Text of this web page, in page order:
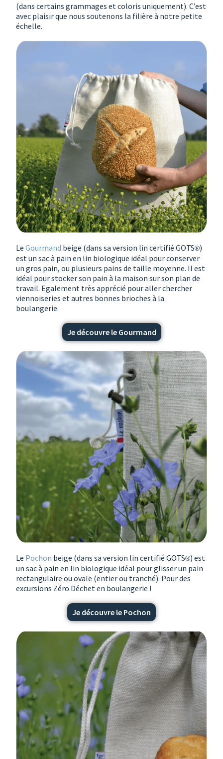
(dans certains grammages et coloris uniquement). C’est
avec plaisir que nous soutenons la filière à notre petite
échelle.
Le Gourmand beige (dans sa version lin certifié GOTS®)
est un sac à pain en lin biologique idéal pour conserver
un gros pain, ou plusieurs pains de taille moyenne. Il est
idéal pour stocker son pain à la maison sur son plan de
travail. Egalement très apprécié pour aller chercher
viennoiseries et autres bonnes brioches à la
boulangerie.
Je découvre le Gourmand
Le Pochon beige (dans sa version lin certifié GOTS®) est
un sac à pain en lin biologique idéal pour glisser un pain
rectangulaire ou ovale (entier ou tranché). Pour des
excursions Zéro Déchet en boulangerie !
Je découvre le Pochon